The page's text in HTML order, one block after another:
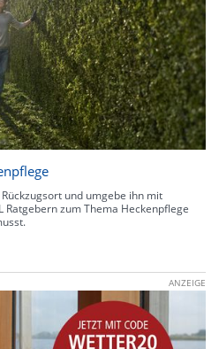
und umgebe ihn mit
Ratgebern zum Thema Heckenpflege
ANZEIGE